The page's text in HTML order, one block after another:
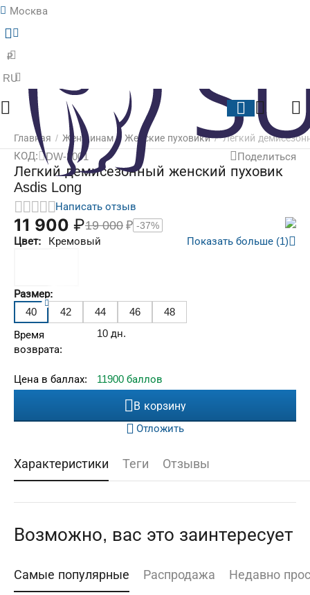
Москва
₽
RU
Главная / Женщинам Женские пуховики / Легкий
КОД: DW-2001 Поделиться
Легкий демисезонный женский пуховик
Asdis Long
Написать отзыв
11 900 ₽19 000 ₽ -37%
Цвет: Кремовый Показать больше (1)
Размер:
40
42 44 46
48
Время
возврата:
10 дн.
Цена в баллах: 11900 баллов
В корзину
Отложить
Характеристики Теги Отзывы
Возможно, вас это заинтересует
Самые популярные Распродажа Недавно